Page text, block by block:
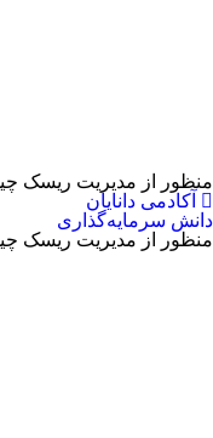
منظور از مدیریت ریسک
آکادمی دانایان
دانش سرمایه‌گذاری
منظور از مدیریت ریسک